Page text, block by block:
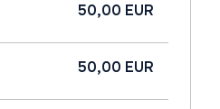
50,00 EUR
50,00 EUR